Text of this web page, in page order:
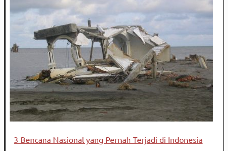
3 Bencana Nasional yang Pernah Terjadi di Indonesia